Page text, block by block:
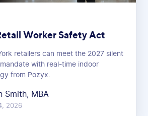
Worker Safety Act
retailers can meet the 2027 silent
with real-time indoor
from Pozyx.
Smith, MBA
2026